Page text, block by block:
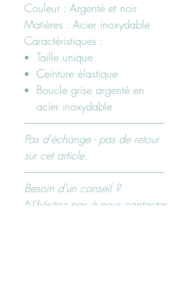
Couleur : Argenté et noir
Matières : Acier inoxydable
Caractéristiques :
Taille unique
Ceinture élastique
Boucle grise argenté en
acier inoxydable
-----------------------------------------------------------------------------
Pas d'échange - pas de retour
sur cet article.
-----------------------------------------------------------------------------
Besoin d'un conseil ?
N'hésitez pas à nous contacter